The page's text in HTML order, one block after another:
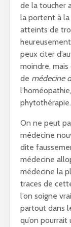
de la toucher
la portent à
atteints de
peux citer
moindre,
de médecine
phytothérapie.
On ne peut
médecine
dite
médecine
médecine la
traces de
l’on soigne
partout dans
qu’on